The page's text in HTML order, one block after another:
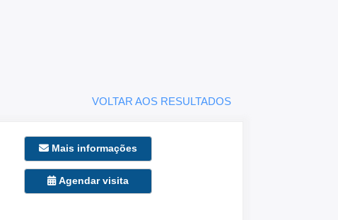
VOLTAR AOS RESULTADOS
Mais informações
Agendar visita